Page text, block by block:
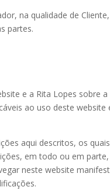
na qualidade de
partes.
e a Rita Lopes sobre a
ao uso deste website
aqui descritos, os
em todo ou em
neste website